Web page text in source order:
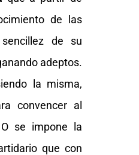
de las
de su
adeptos.
la misma,
convencer al
se impone la
que con